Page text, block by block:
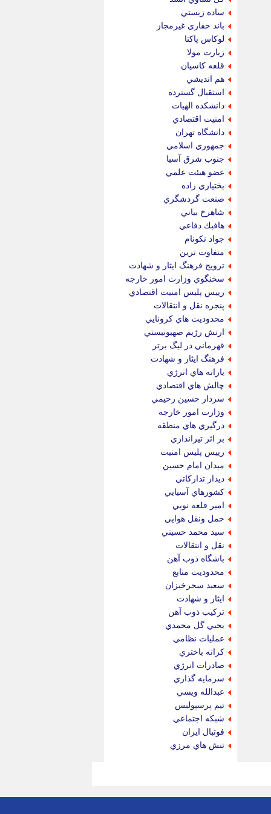
ساده زيستي
باند حفاري غيرمجاز
لوكاس پاكتا
زيارت مولا
قلعه كاسيان
هم انديشي
استقبال گسترده
دانشكده الهيات
امنيت اقتصادي
دانشگاه تهران
جمهوري اسلامي
جنوب شرق آسيا
عضو هيئت علمي
بختياري زاده
صنعت گردشگري
شاهرخ بياني
هافبك دفاعي
جواد نكونام
متفاوت ترين
ترويج فرهنگ ايثار و شهادت
سخنگوي وزارت امور خارجه
رييس پليس امنيت اقتصادي
پنجره نقل و انتقالات
محدوديت هاي كرونايي
ارتش رژيم صهيونيستي
قهرماني در ليگ برتر
فرهنگ ايثار و شهادت
يارانه هاي انرژي
چالش هاي اقتصادي
سردار حسين رحيمي
وزارت امور خارجه
درگيري هاي منطقه
بر اثر تيراندازي
رييس پليس امنيت
ميدان امام حسين
ديدار تداركاتي
كشورهاي آسيايي
امير قلعه نويي
حمل ونقل هوايي
سيد محمد حسيني
نقل و انتقالات
باشگاه ذوب آهن
محدوديت منابع
سعيد سحرخيزان
ايثار و شهادت
تركيب ذوب آهن
يحيي گل محمدي
عمليات نظامي
كرانه باختري
صادرات انرژي
سرمايه گذاري
عبدالله ويسي
تيم پرسپوليس
شبكه اجتماعي
فوتبال ايران
تنش هاي مرزي